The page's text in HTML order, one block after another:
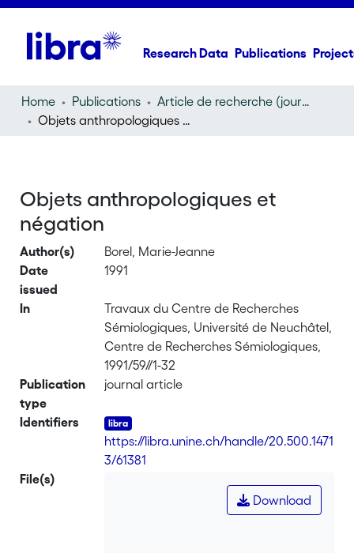
Research Data Publications
Home Publications
Article de recherche (journal article)
Objets anthropologiques et négation
Objets anthropologiques et
négation
Author(s)
Borel, Marie-Jeanne
Date
issued
1991
In
Travaux du Centre de Recherches
Sémiologiques, Université de Neuchâtel,
Centre de Recherches Sémiologiques,
1991/59//1-32
Publication
type
journal article
Identifiers
https://libra.unine.ch/handle/20.500.1471
3/61381
File(s)
Download